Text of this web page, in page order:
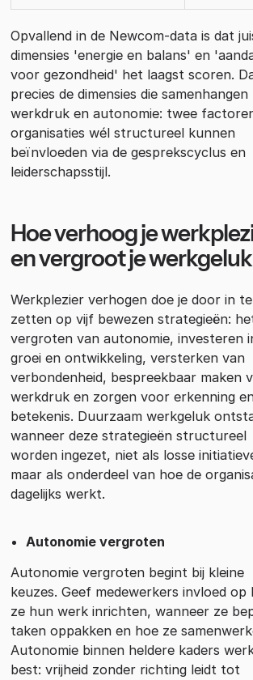
Opvallend in de Newcom-data is dat
dimensies 'energie en balans' en
voor gezondheid' het laagst scoren.
precies de dimensies die
werkdruk en autonomie: twee
organisaties wél structureel kunnen
beïnvloeden via de gesprekscyclus en
leiderschapsstijl.
Hoe verhoog je
en vergroot je
Werkplezier verhogen doe je door in te
zetten op vijf bewezen strategieën:
vergroten van autonomie, investeren
groei en ontwikkeling, versterken van
verbondenheid, bespreekbaar maken
werkdruk en zorgen voor erkenning
betekenis. Duurzaam werkgeluk
wanneer deze strategieën structureel
worden ingezet, niet als losse
maar als onderdeel van hoe de
dagelijks werkt.
Autonomie vergroten
Autonomie vergroten begint bij kleine
keuzes. Geef medewerkers invloed op
ze hun werk inrichten, wanneer ze
taken oppakken en hoe ze
Autonomie binnen heldere kaders
best: vrijheid zonder richting leidt tot